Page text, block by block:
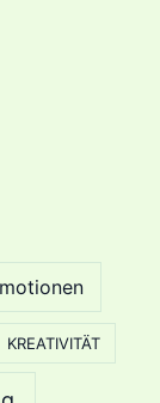
KREATIVITÄT